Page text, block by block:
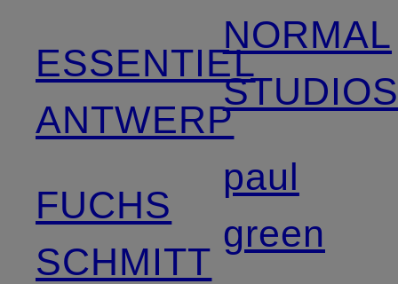
ESSENTIEL
ANTWERP
FUCHS
SCHMITT
NORMAL
paul
green